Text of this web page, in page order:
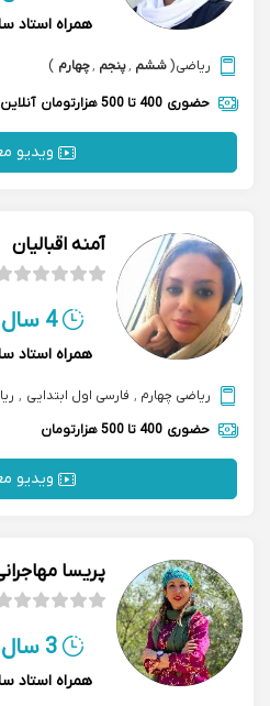
همراه استاد
ریاضی(ششم ,پنجم ,چهارم )
حضوری 400 تا 500 هزارتومان آنلاین
ویدیو
آمنه اقبالیان
4 سال
همراه استاد
ریاضی چهارم , فارسی اول ابتدایی ,
حضوری 400 تا 500 هزارتومان
ویدیو
پریسا
3 سال
همراه استاد